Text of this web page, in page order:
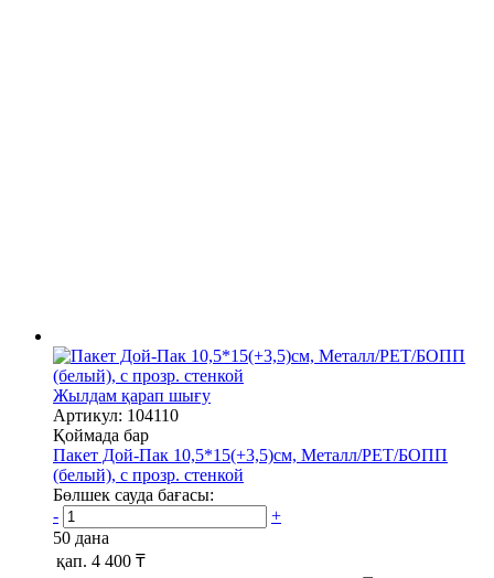
Жылдам қарап шығу
Артикул: 104110
Қоймада бар
Пакет Дой-Пак 10,5*15(+3,5)см, Металл/PET/БОПП
(белый), с прозр. стенкой
Бөлшек сауда бағасы:
-
+
50 дана
қап. 4 400 ₸